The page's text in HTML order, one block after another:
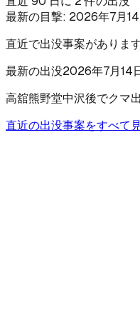
最新の目撃: 2026年7月
直近で出没事案がありま
最新の出没2026年7月14
高舘熊野堂中沢後でクマ
直近の出没事案をすべて